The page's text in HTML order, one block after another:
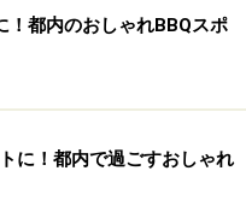
！都内のおしゃれBBQスポ
に！都内で過ごすおしゃれ